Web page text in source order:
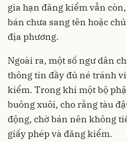
gia hạn đăng kiểm vẫn
bán chưa sang tên hoặc
địa phương.
Ngoài ra, một số ngư dân
thông tin đầy đủ né tránh
kiểm. Trong khi một bộ
buông xuôi, cho rằng tàu
động, chờ bán nên không
giấy phép và đăng kiểm.